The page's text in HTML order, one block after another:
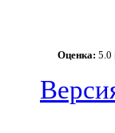
Оценка: 5.0